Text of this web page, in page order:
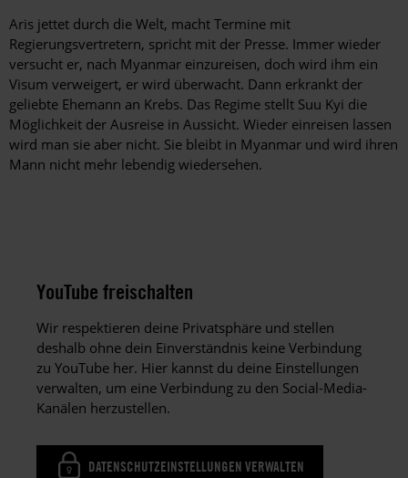
Aris jettet durch die Welt, macht Termine mit
Regierungsvertretern, spricht mit der Presse. Immer wieder
versucht er, nach Myanmar einzureisen, doch wird ihm ein
Visum verweigert, er wird überwacht. Dann erkrankt der
geliebte Ehemann an Krebs. Das Regime stellt Suu Kyi die
Möglichkeit der Ausreise in Aussicht. Wieder einreisen lassen
wird man sie aber nicht. Sie bleibt in Myanmar und wird ihren
Mann nicht mehr lebendig wiedersehen.
YouTube freischalten
Wir respektieren deine Privatsphäre und stellen
deshalb ohne dein Einverständnis keine Verbindung
zu YouTube her. Hier kannst du deine Einstellungen
verwalten, um eine Verbindung zu den Social-Media-
Kanälen herzustellen.
DATENSCHUTZEINSTELLUNGEN VERWALTEN